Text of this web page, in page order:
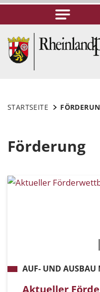
STARTSEITE
Förderung
AUF- UND AUSBAU
Aktueller